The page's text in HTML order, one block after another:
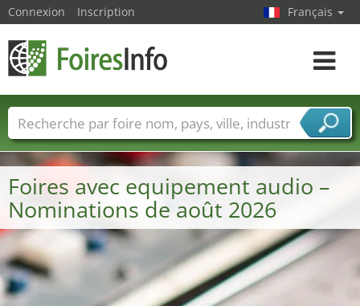
Foires avec equipement audio –
Nominations de août 2026
Connexion Inscription Français
Toggle
Foire noms Pays Villes
Secteurs de foire
Secteurs du fournisseur de services